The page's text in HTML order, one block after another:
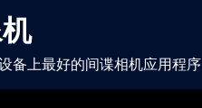
备上最好的间谍相机应用程序